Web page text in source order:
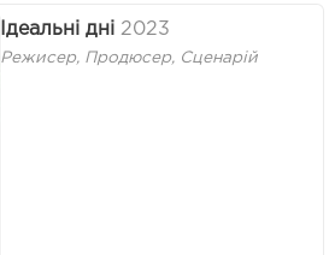
Ідеальні дні 2023
Режисер, Продюсер, Сценарій